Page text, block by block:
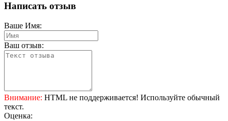
Написать отзыв
Ваше Имя:
Ваш отзыв:
Внимание: HTML не поддерживается! Используйте обычный
текст.
Оценка: